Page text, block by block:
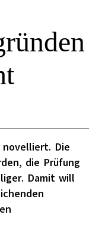
novelliert. Die
die Prüfung
Damit will